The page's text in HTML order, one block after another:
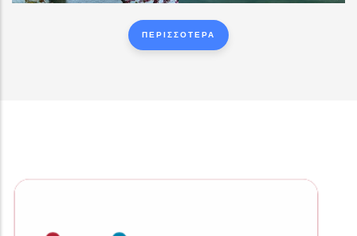
ΠΕΡΙΣΣΟΤΕΡΑ